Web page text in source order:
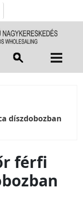
díszdobozban
férfi